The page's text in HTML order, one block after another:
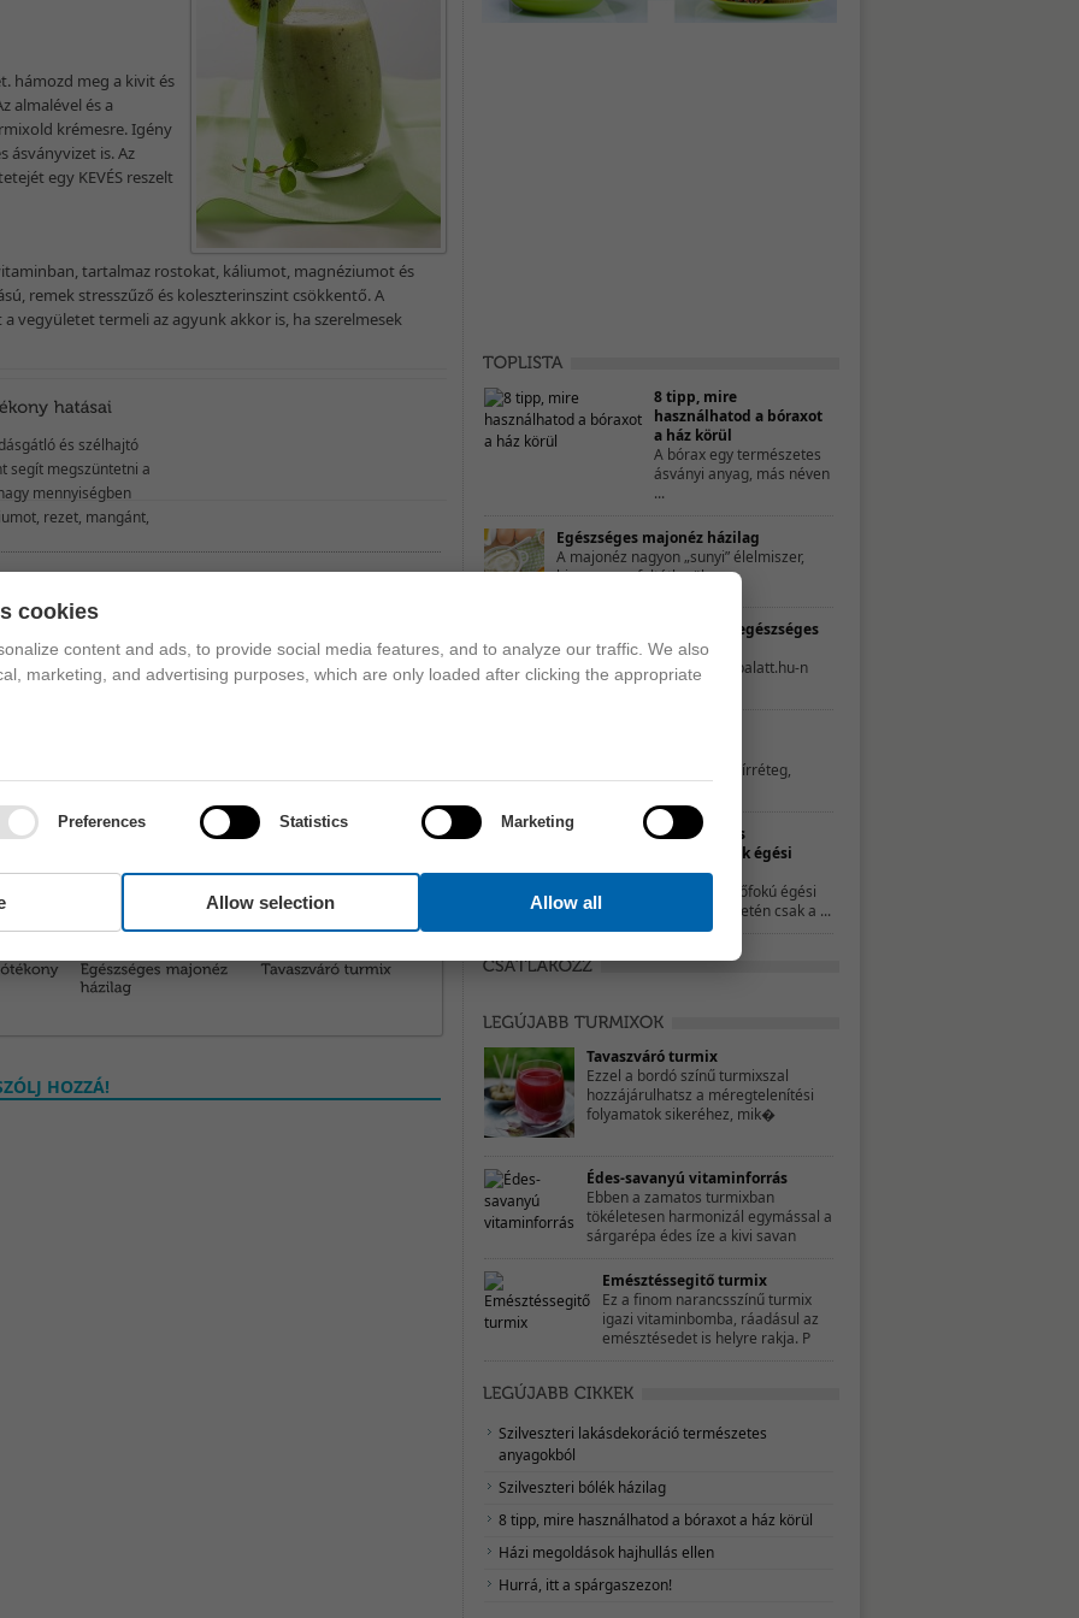
hámozd meg a kivit és
almalével és a
krémesre. Igény
ásványvizet is. Az
egy KEVÉS reszelt
tartalmaz rostokat, káliumot, magnéziumot és
remek stresszűző és koleszterinszint csökkentő. A
vegyületet termeli az agyunk akkor is, ha szerelmesek
és szélhajtó
segít megszüntetni a
mennyiségben
rezet, mangánt,
turmix,kiwiturmix ,szerelmi bájital
HOZZÁ!
8 tipp, mire
használhatod a bóraxot
a ház körül
A bórax egy természetes
ásványi anyag, más néven
...
Egészséges majonéz házilag
A majonéz nagyon „sunyi” élelmiszer,
hiszen nem feltétlenül ...
TESZT – Te mennyire élsz egészséges
életet?
A következő tesztet a 21napalatt.hu-n
találtuk. Egyszerűen csak ...
Az edények aljára ragadt zsírréteg,
Természetes
gyógymódok égési
sérülésekre
A kisebb, elsőfokú égési
sérülések esetén csak a ...
Tavaszváró turmix
Ezzel a bordó színű turmixszal
hozzájárulhatsz a méregtelenítési
folyamatok sikeréhez, mik�
Édes-savanyú vitaminforrás
Ebben a zamatos turmixban
tökéletesen harmonizál egymással a
sárgarépa édes íze a kivi savan
Emésztéssegitő turmix
Ez a finom narancsszínű turmix
igazi vitaminbomba, ráadásul az
emésztésedet is helyre rakja. P
Szilveszteri lakásdekoráció természetes
anyagokból
Szilveszteri bólék házilag
8 tipp, mire használhatod a bóraxot a ház körül
Házi megoldások hajhullás ellen
Hurrá, itt a spárgaszezon!
cookies
content and ads, to provide social media features, and to analyze our traffic. We also
marketing, and advertising purposes, which are only loaded after clicking the appropriate
Preferences Statistics Marketing
Allow selection Allow all